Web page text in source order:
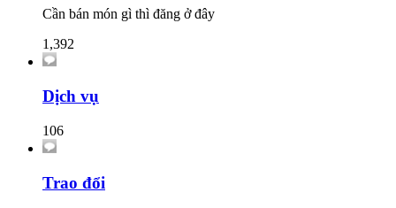
Cần bán món gì thì đăng ở đây
1,392
Dịch vụ
106
Trao đổi